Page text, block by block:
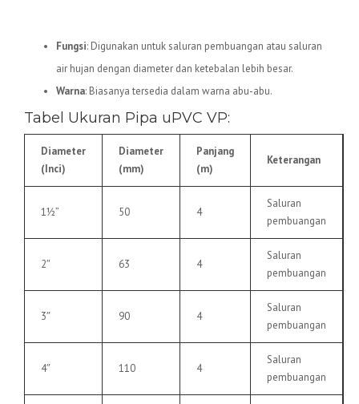
Fungsi: Digunakan untuk saluran pembuangan atau saluran
air hujan dengan diameter dan ketebalan lebih besar.
Warna: Biasanya tersedia dalam warna abu-abu.
Tabel Ukuran Pipa uPVC VP:
Diameter
(Inci)
Diameter
(mm)
Panjang
(m)
Keterangan
1½” 50 4
Saluran
pembuangan
2″ 63 4
Saluran
pembuangan
3″ 90 4
Saluran
pembuangan
4″ 110 4
Saluran
pembuangan